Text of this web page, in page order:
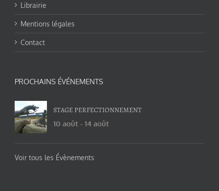
Librairie
Mentions légales
Contact
PROCHAINS ÉVÉNEMENTS
STAGE PERFECTIONNEMENT
10 août - 14 août
Voir tous les Évènements